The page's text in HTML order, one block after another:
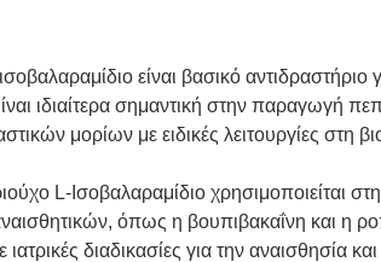
είναι βασικό αντιδραστήριο
ιδιαίτερα σημαντική στην παραγωγή
μορίων με ειδικές λειτουργίες στη
L-Ισοβαλαραμίδιο χρησιμοποιείται
όπως η βουπιβακαΐνη και η
διαδικασίες για την αναισθησία